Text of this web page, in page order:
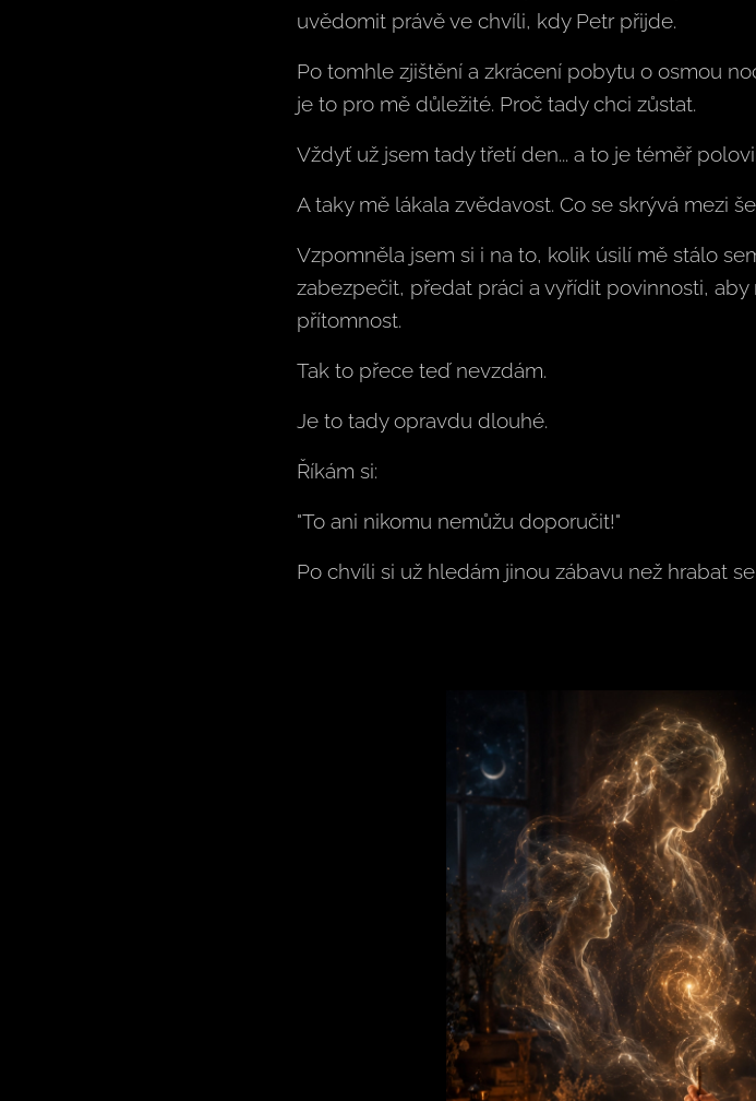
uvědomit právě ve chvíli, kdy Petr přijde.
Po tomhle zjištění a zkrácení pobytu o osmou
je to pro mě důležité. Proč tady chci zůstat.
Vždyť už jsem tady třetí den... a to je téměř
A taky mě lákala zvědavost. Co se skrývá mezi
Vzpomněla jsem si i na to, kolik úsilí mě stálo
zabezpečit, předat práci a vyřídit povinnosti,
přítomnost.
Tak to přece teď nevzdám.
Je to tady opravdu dlouhé.
Říkám si:
"To ani nikomu nemůžu doporučit!"
Po chvíli si už hledám jinou zábavu než hrabat